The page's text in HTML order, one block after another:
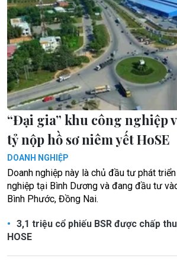
“Đại gia” khu công nghiệp
tỷ nộp hồ sơ niêm yết HoSE
DOANH NGHIỆP
Doanh nghiệp này là chủ đầu tư phát
nghiệp tại Bình Dương và đang đầu tư
Bình Phước, Đồng Nai.
3,1 triệu cổ phiếu BSR được chấp
HOSE